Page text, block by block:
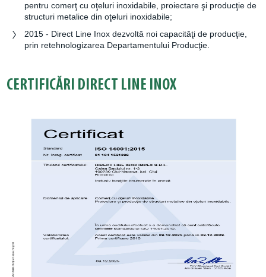
pentru comerţ cu oţeluri inoxidabile, proiectare şi producţie de
structuri metalice din oţeluri inoxidabile;
2015 - Direct Line Inox dezvoltă noi capacităţi de producţie,
prin retehnologizarea Departamentului Producţie.
CERTIFICĂRI DIRECT LINE INOX